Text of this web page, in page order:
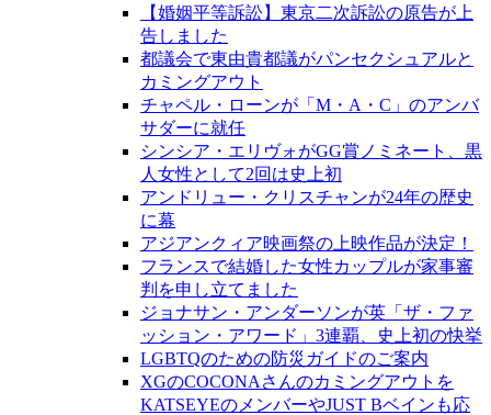
【婚姻平等訴訟】東京二次訴訟の原告が上
告しました
都議会で東由貴都議がパンセクシュアルと
カミングアウト
チャペル・ローンが「M・A・C」のアンバ
サダーに就任
シンシア・エリヴォがGG賞ノミネート、黒
人女性として2回は史上初
アンドリュー・クリスチャンが24年の歴史
に幕
アジアンクィア映画祭の上映作品が決定！
フランスで結婚した女性カップルが家事審
判を申し立てました
ジョナサン・アンダーソンが英「ザ・ファ
ッション・アワード」3連覇、史上初の快挙
LGBTQのための防災ガイドのご案内
XGのCOCONAさんのカミングアウトを
KATSEYEのメンバーやJUST Bベインも応